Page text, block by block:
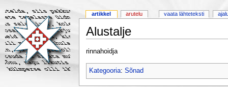
Alustalje
rinnahoidja
Kategooria: Sõnad
artikkel arutelu vaata lähteteksti